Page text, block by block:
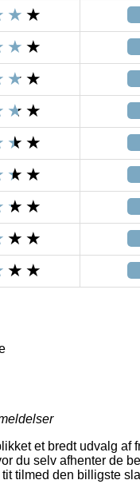
et bredt udvalg af
du selv afhenter de
tilmed den billigste